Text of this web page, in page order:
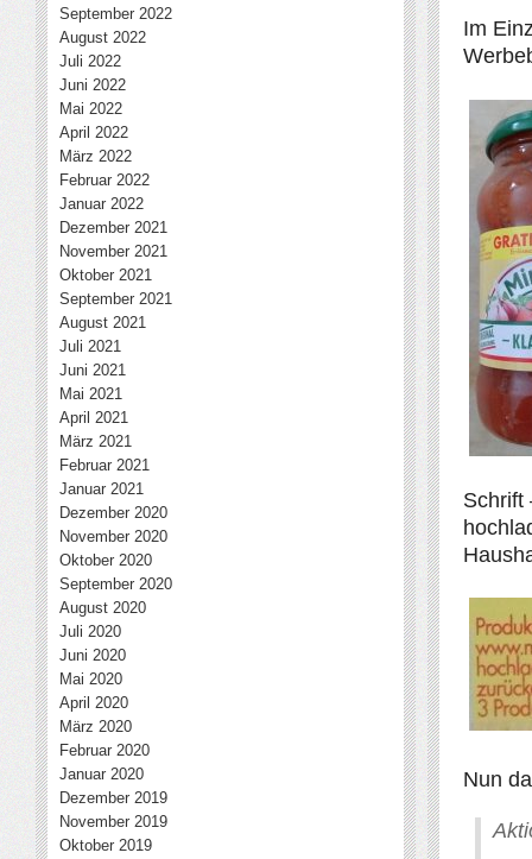
Im
Schrift
Nun
September 2022
August 2022
Juli 2022
Juni 2022
Mai 2022
April 2022
März 2022
Februar 2022
Januar 2022
Dezember 2021
November 2021
Oktober 2021
September 2021
August 2021
Juli 2021
Juni 2021
Mai 2021
April 2021
März 2021
Februar 2021
Januar 2021
Dezember 2020
November 2020
Oktober 2020
September 2020
August 2020
Juli 2020
Juni 2020
Mai 2020
April 2020
März 2020
Februar 2020
Januar 2020
Dezember 2019
November 2019
Oktober 2019